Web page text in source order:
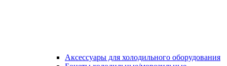
Аксессуары для холодильного оборудования